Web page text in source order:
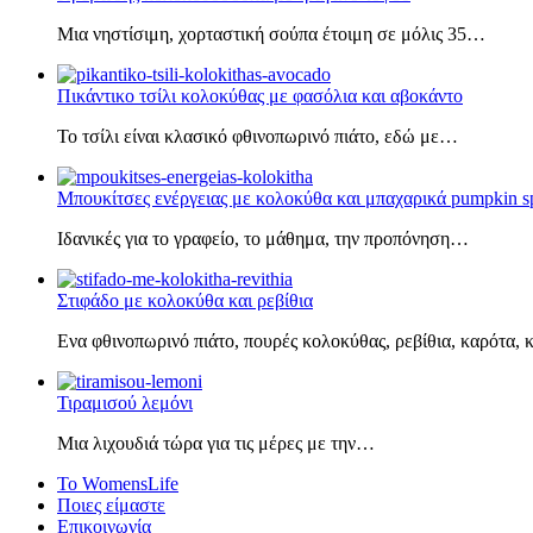
Μια νηστίσιμη, χορταστική σούπα έτοιμη σε μόλις 35…
Πικάντικο τσίλι κολοκύθας με φασόλια και αβοκάντο
Το τσίλι είναι κλασικό φθινοπωρινό πιάτο, εδώ με…
Μπουκίτσες ενέργειας με κολοκύθα και μπαχαρικά pumpkin
Ιδανικές για το γραφείο, το μάθημα, την προπόνηση…
Στιφάδο με κολοκύθα και ρεβίθια
Ενα φθινοπωρινό πιάτο, πουρές κολοκύθας, ρεβίθια,
Τιραμισού λεμόνι
Μια λιχουδιά τώρα για τις μέρες με την…
Το WomensLife
Ποιες είμαστε
Επικοινωνία